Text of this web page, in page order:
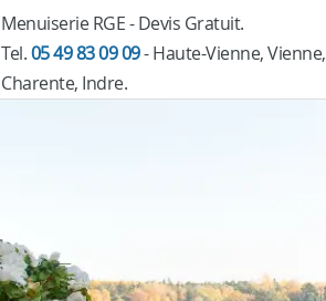
Menuiserie RGE - Devis Gratuit.
Tel.05 49 83 09 09- Haute-Vienne, Vienne,
Charente, Indre.